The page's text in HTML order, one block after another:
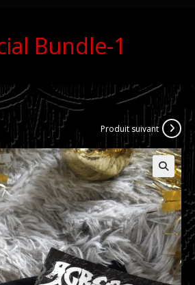
Bundle-1
Produit suivant